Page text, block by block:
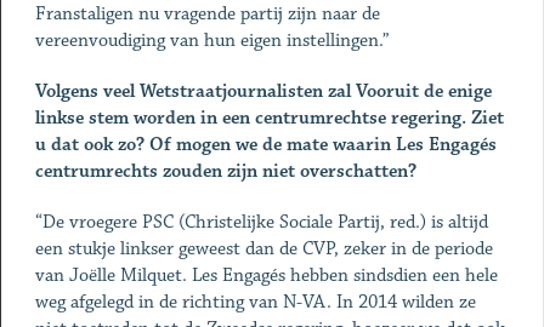
Franstaligen nu vragende partij zijn naar de
vereenvoudiging van hun eigen instellingen.”
Volgens veel Wetstraatjournalisten zal Vooruit de enige
linkse stem worden in een centrumrechtse regering. Ziet
u dat ook zo? Of mogen we de mate waarin Les Engagés
centrumrechts zouden zijn niet overschatten?
“De vroegere PSC (Christelijke Sociale Partij, red.) is altijd
een stukje linkser geweest dan de CVP, zeker in de periode
van Joëlle Milquet. Les Engagés hebben sindsdien een hele
weg afgelegd in de richting van N-VA. In 2014 wilden ze